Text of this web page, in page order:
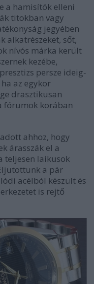
a hamisítók elleni
titokban vagy
jegyében
alkatrészeket, sőt,
nívós márka került
kezébe,
persze ideig-
az egykor
drasztikusan
fórumok korában
ahhoz, hogy
árasszák el a
teljesen laikusok
a pár
acélból készült és
is rejtő